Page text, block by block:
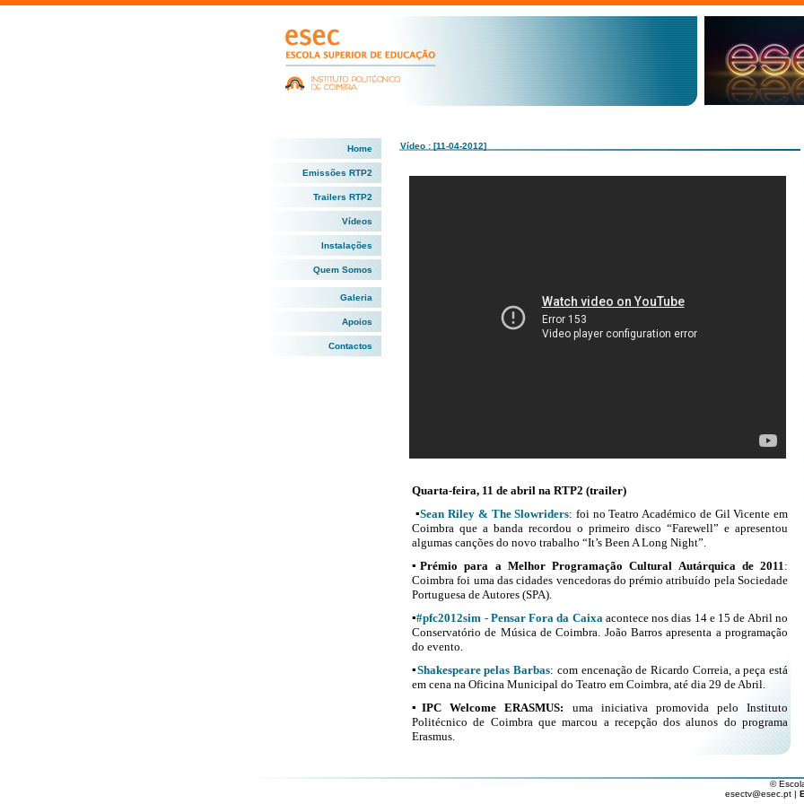
Home
Emissões RTP2
Trailers RTP2
Vídeos
Instalações
Quem Somos
Galeria
Apoios
Contactos
Vídeo : [11-04-2012]
Quarta-feira, 11 de abril na RTP2 (trailer)
▪Sean Riley & The Slowriders: foi no Teatro Académico de Gil Vicente em
Coimbra que a banda recordou o primeiro disco “Farewell” e apresentou
algumas canções do novo trabalho “It’s Been A Long Night”.
▪Prémio para a Melhor Programação Cultural Autárquica de 2011:
Coimbra foi uma das cidades vencedoras do prémio atribuído pela Sociedade
Portuguesa de Autores (SPA).
▪#pfc2012sim - Pensar Fora da Caixaacontece nos dias 14 e 15 de Abril no
Conservatório de Música de Coimbra. João Barros apresenta a programação
do evento.
▪Shakespeare pelas Barbas: com encenação de Ricardo Correia, a peça está
em cena na Oficina Municipal do Teatro em Coimbra, até dia 29 de Abril.
▪IPC Welcome ERASMUS: uma iniciativa promovida pelo Instituto
Politécnico de Coimbra que marcou a recepção dos alunos do programa
Erasmus.
©
esectv@esec.pt |